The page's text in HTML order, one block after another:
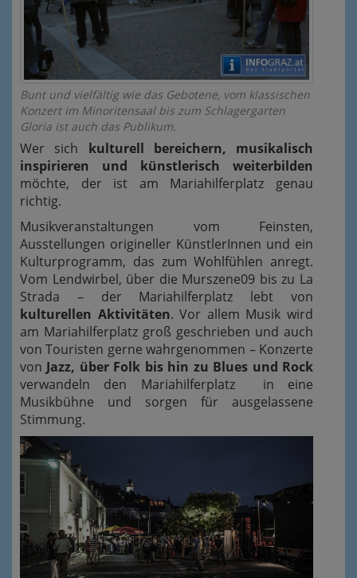
Bunt und vielfältig wie das Gebotene, vom klassischen
Konzert im Minoritensaal bis zum Schlagergarten
Gloria ist auch das Publikum.
Wer sich kulturell bereichern, musikalisch
inspirieren und künstlerisch weiterbilden
möchte, der ist am Mariahilferplatz genau
richtig.
Musikveranstaltungen vom Feinsten,
Ausstellungen origineller KünstlerInnen und ein
Kulturprogramm, das zum Wohlfühlen anregt.
Vom Lendwirbel, über die Murszene09 bis zu La
Strada – der Mariahilferplatz lebt von
kulturellen Aktivitäten. Vor allem Musik wird
am Mariahilferplatz groß geschrieben und auch
von Touristen gerne wahrgenommen – Konzerte
von Jazz, über Folk bis hin zu Blues und Rock
verwandeln den Mariahilferplatz in eine
Musikbühne und sorgen für ausgelassene
Stimmung.